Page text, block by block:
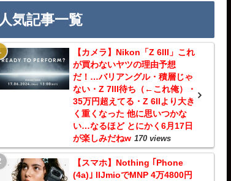
人気記事一覧
【カメラ】Nikon「Z 6III」これ
が買わないヤツの理由予想
だ！…バリアングル・積層じゃ
ない・Z 7III待ち（←これ俺）・
35万円超えてる・Z 6IIより大き
く重くなった 他に思いつかな
い…なるほど とにかく6月17日
が楽しみだねw 170 views
【スマホ】Nothing ｢Phone
(4a)｣ IIJmioでMNP 4万4800円